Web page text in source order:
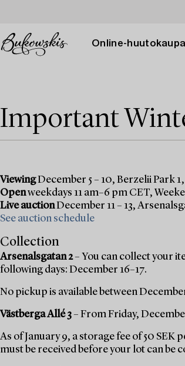
Online-
Important
ViewingDecember 5 – 10, Berzelii Park
Openweekdays 11 am–6 pm CET,
Live auctionDecember 11 – 13,
See auction schedule
Collection
Arsenalsgatan 2– You can collect your
following days: December 16–17.
No pickup is available between
Västberga Allé 3– From Friday,
As of January 9, a storage fee of 50
must be received before your lot can be